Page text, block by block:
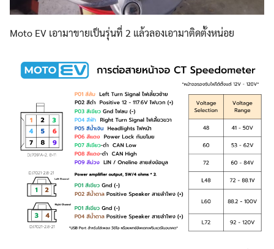
Moto EV เอามาขายเป็นรุ่นที่ 2 แล้วลองเอามาติดตั้งหน่อย